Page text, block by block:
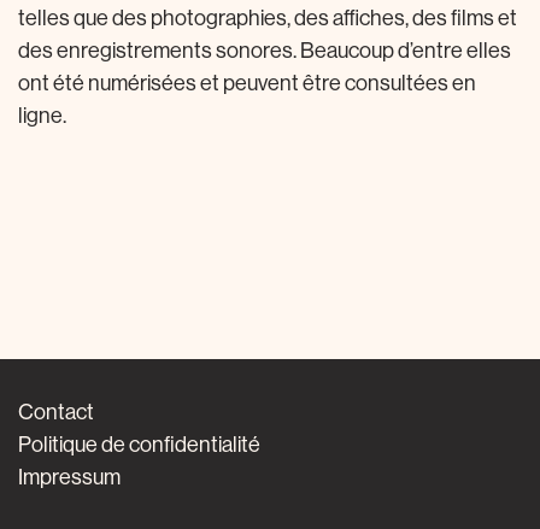
telles que des photographies, des affiches, des films et
des enregistrements sonores. Beaucoup d’entre elles
ont été numérisées et peuvent être consultées en
ligne.
Contact
Politique de confidentialité
Impressum